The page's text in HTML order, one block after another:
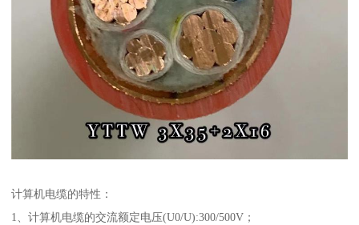
计算机电缆的特性：
1、计算机电缆的交流额定电压(U0/U):300/500V；